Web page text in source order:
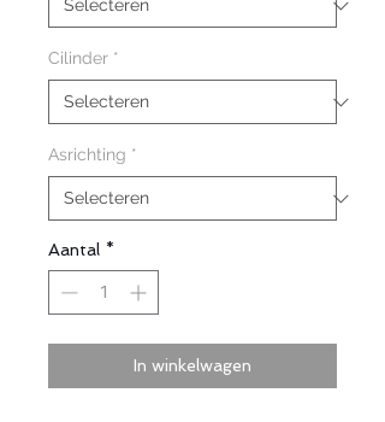
Cilinder *
Asrichting *
Aantal *
In winkelwagen